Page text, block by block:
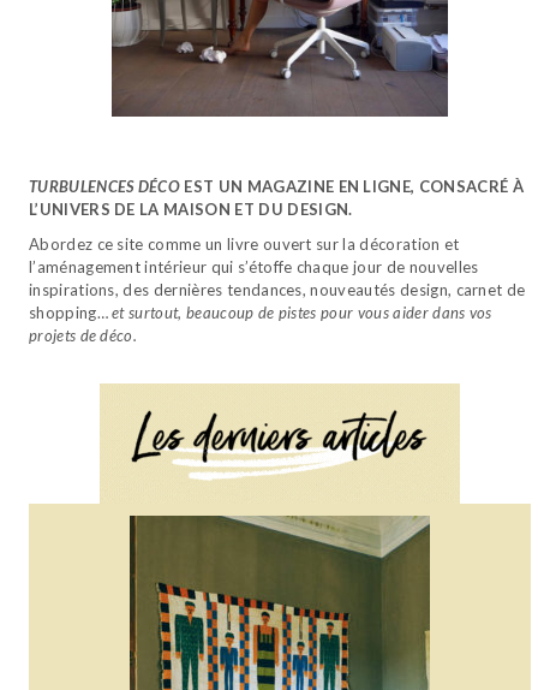
TURBULENCES DÉCO EST UN MAGAZINE EN LIGNE, CONSACRÉ À
L’UNIVERS DE LA MAISON ET DU DESIGN.
Abordez ce site comme un livre ouvert sur la décoration et
l’aménagement intérieur qui s’étoffe chaque jour de nouvelles
inspirations, des dernières tendances, nouveautés design, carnet de
shopping…et surtout, beaucoup de pistes pour vous aider dans vos
projets de déco.